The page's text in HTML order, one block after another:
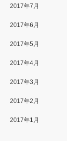
2017年7月
2017年6月
2017年5月
2017年4月
2017年3月
2017年2月
2017年1月